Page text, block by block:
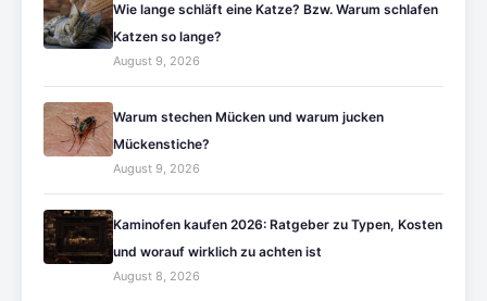
Wie lange schläft eine Katze? Bzw. Warum schlafen
Katzen so lange?
August 9, 2026
Warum stechen Mücken und warum jucken
Mückenstiche?
August 9, 2026
Kaminofen kaufen 2026: Ratgeber zu Typen, Kosten
und worauf wirklich zu achten ist
August 8, 2026